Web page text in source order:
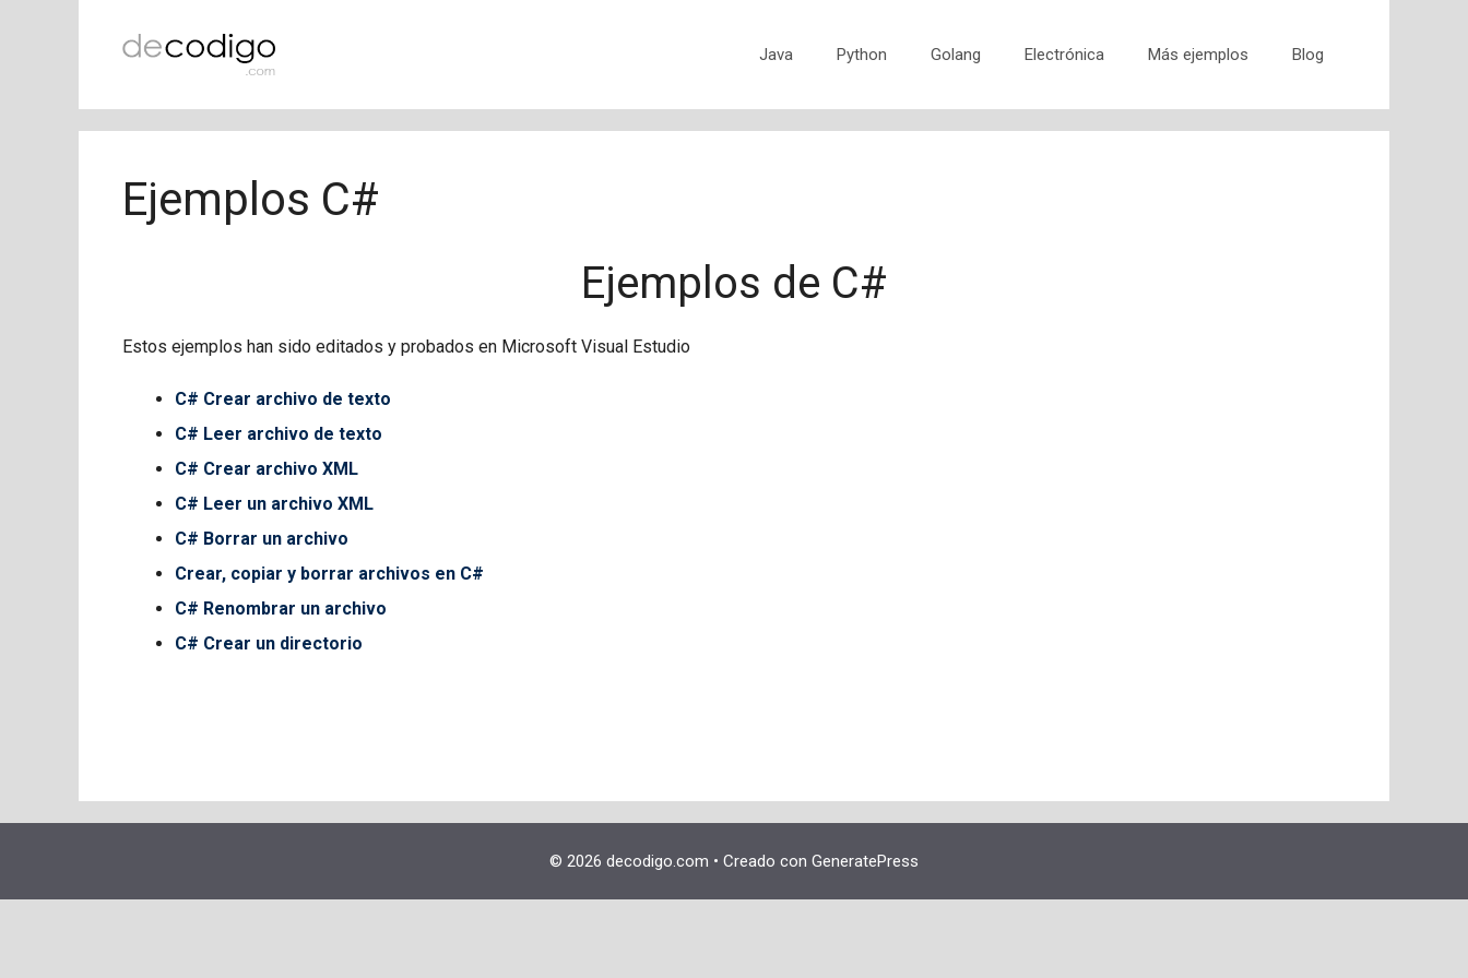
Java Python Golang Electrónica Más ejemplos Blog
Ejemplos C#
Ejemplos de C#
Estos ejemplos han sido editados y probados en Microsoft Visual Estudio
C# Crear archivo de texto
C# Leer archivo de texto
C# Crear archivo XML
C# Leer un archivo XML
C# Borrar un archivo
Crear, copiar y borrar archivos en C#
C# Renombrar un archivo
C# Crear un directorio
© 2026 decodigo.com • Creado con GeneratePress